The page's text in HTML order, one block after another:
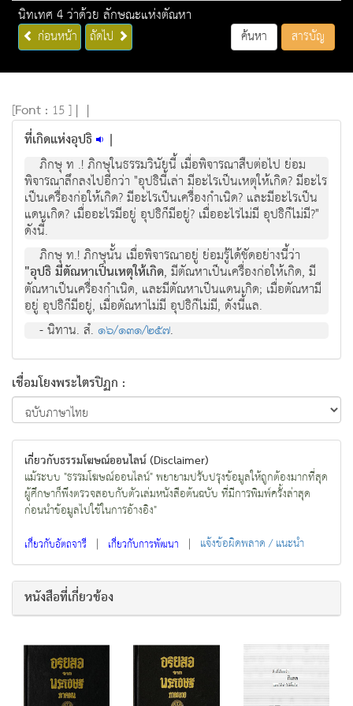
นิทเทศ 4 ว่าด้วย ลักษณะแห่งตัณหา
ก่อนหน้า ถัดไป ค้นหา สารบัญ
[Font : 15 ] | |
ที่เกิดแห่งอุปธิ |
ภิกษุ ท .! ภิกษุในธรรมวินัยนี้ เมื่อพิจารณาสืบต่อไป ย่อม
พิจารณาลึกลงไปอีกว่า "อุปธินี้เล่า มีอะไรเป็นเหตุให้เกิด? มีอะไร
เป็นเครื่องก่อให้เกิด? มีอะไรเป็นเครื่องกำเนิด? และมีอะไรเป็น
แดนเกิด? เมื่ออะไรมีอยู่ อุปธิก็มีอยู่? เมื่ออะไรไม่มี อุปธิก็ไม่มี?"
ดังนี้.
ภิกษุ ท.! ภิกษุนั้น เมื่อพิจารณาอยู่ ย่อมรู้ได้ชัดอย่างนี้ว่า
"อุปธิ มีตัณหาเป็นเหตุให้เกิด, มีตัณหาเป็นเครื่องก่อให้เกิด, มี
ตัณหาเป็นเครื่องกำเนิด, และมีตัณหาเป็นแดนเกิด; เมื่อตัณหามี
อยู่ อุปธิก็มีอยู่, เมื่อตัณหาไม่มี อุปธิก็ไม่มี, ดังนี้แล.
- นิทาน. สํ.๑๖/๑๓๑/๒๕๗.
เชื่อมโยงพระไตรปิฏก :
เกี่ยวกับธรรมโฆษณ์ออนไลน์ (Disclaimer)
แม้ระบบ "ธรรมโฆษณ์ออนไลน์" พยายามปรับปรุงข้อมูลให้ถูกต้องมากที่สุด
ผู้ศึกษาก็พึงตรวจสอบกับตัวเล่มหนังสือต้นฉบับ ที่มีการพิมพ์ครั้งล่าสุด
ก่อนนำข้อมูลไปใช้ในการอ้างอิง"
เกี่ยวกับอัตถจารี | เกี่ยวกับการพัฒนา | แจ้งข้อผิดพลาด / แนะนำ
หนังสือที่เกี่ยวข้อง